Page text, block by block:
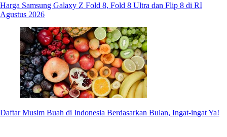
Harga Samsung Galaxy Z Fold 8, Fold 8 Ultra dan Flip 8 di RI
Agustus 2026
Daftar Musim Buah di Indonesia Berdasarkan Bulan, Ingat-ingat Ya!